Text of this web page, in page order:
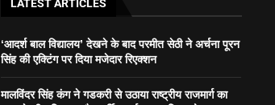
LATEST ARTICLES
‘आदर्श बाल विद्यालय’ देखने के बाद परमीत सेठी ने अर्चना पूरन
सिंह की एक्टिंग पर दिया मजेदार रिएक्शन
मालविंदर सिंह कंग ने गडकरी से उठाया राष्ट्रीय राजमार्ग का